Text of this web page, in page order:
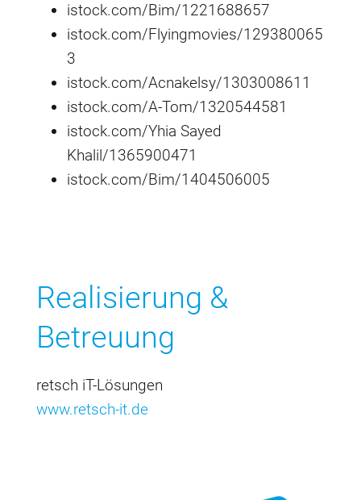
istock.com/Bim/1221688657
istock.com/Flyingmovies/129380065
3
istock.com/Acnakelsy/1303008611
istock.com/A-Tom/1320544581
istock.com/Yhia Sayed
Khalil/1365900471
istock.com/Bim/1404506005
Realisierung &
Betreuung
retsch iT-Lösungen
www.retsch-it.de